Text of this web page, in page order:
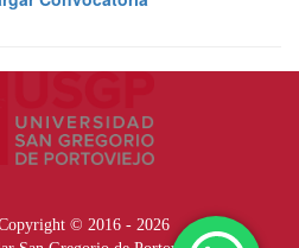
© 2016 - 2026